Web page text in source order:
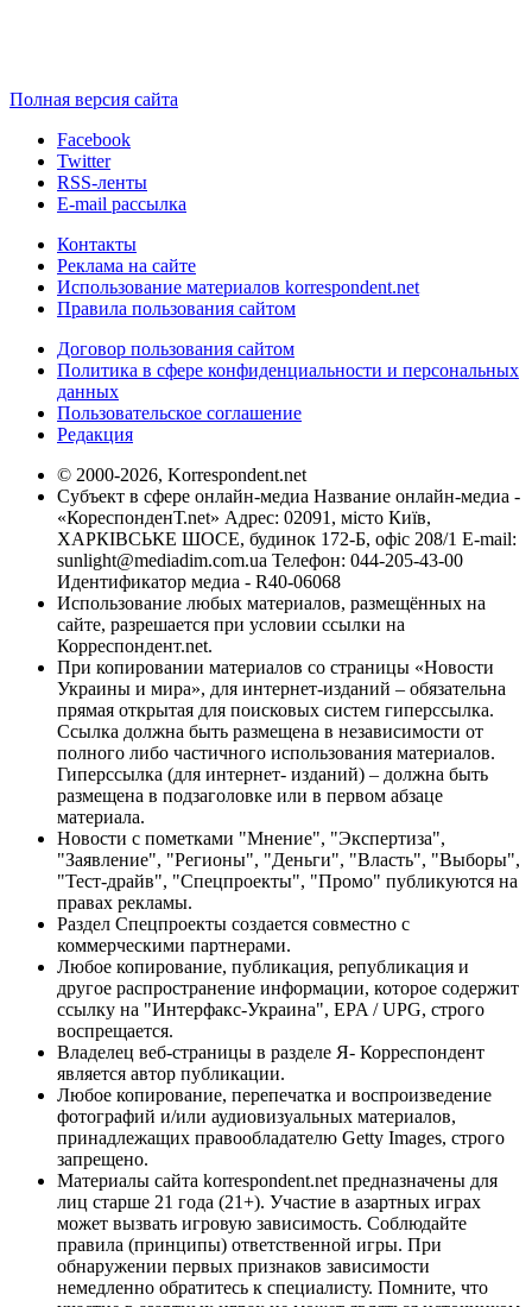
Полная версия сайта
Facebook
Twitter
RSS-ленты
E-mail рассылка
Контакты
Реклама на сайте
Использование материалов korrespondent.net
Правила пользования сайтом
Договор пользования сайтом
Политика в сфере конфиденциальности и персональных
данных
Пользовательское соглашение
Редакция
© 2000-2026, Korrespondent.net
Субъект в сфере онлайн-медиа Название онлайн-медиа -
«КореспонденТ.net» Адрес: 02091, місто Київ,
ХАРКІВСЬКЕ ШОСЕ, будинок 172-Б, офіс 208/1 E-mail:
sunlight@mediadim.com.ua Телефон: 044-205-43-00
Идентификатор медиа - R40-06068
Использование любых материалов, размещённых на
сайте, разрешается при условии ссылки на
Корреспондент.net.
При копировании материалов со страницы «Новости
Украины и мира», для интернет-изданий – обязательна
прямая открытая для поисковых систем гиперссылка.
Ссылка должна быть размещена в независимости от
полного либо частичного использования материалов.
Гиперссылка (для интернет- изданий) – должна быть
размещена в подзаголовке или в первом абзаце
материала.
Новости с пометками "Мнение", "Экспертиза",
"Заявление", "Регионы", "Деньги", "Власть", "Выборы",
"Тест-драйв", "Спецпроекты", "Промо" публикуются на
правах рекламы.
Раздел Спецпроекты создается совместно с
коммерческими партнерами.
Любое копирование, публикация, републикация и
другое распространение информации, которое содержит
ссылку на "Интерфакс-Украина", EPA / UPG, строго
воспрещается.
Владелец веб-страницы в разделе Я- Корреспондент
является автор публикации.
Любое копирование, перепечатка и воспроизведение
фотографий и/или аудиовизуальных материалов,
принадлежащих правообладателю Getty Images, строго
запрещено.
Материалы сайта korrespondent.net предназначены для
лиц старше 21 года (21+). Участие в азартных играх
может вызвать игровую зависимость. Соблюдайте
правила (принципы) ответственной игры. При
обнаружении первых признаков зависимости
немедленно обратитесь к специалисту. Помните, что